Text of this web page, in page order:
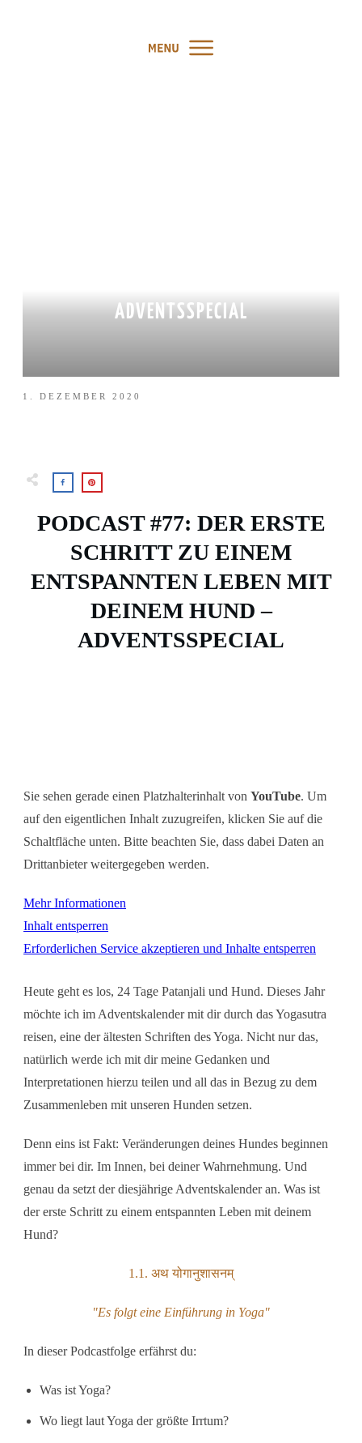
ADVENTSSPECIAL
1. DEZEMBER 2020
PODCAST #77: DER ERSTE
SCHRITT ZU EINEM
ENTSPANNTEN LEBEN MIT
DEINEM HUND –
ADVENTSSPECIAL
Sie sehen gerade einen Platzhalterinhalt von YouTube. Um
auf den eigentlichen Inhalt zuzugreifen, klicken Sie auf die
Schaltfläche unten. Bitte beachten Sie, dass dabei Daten an
Drittanbieter weitergegeben werden.
Mehr Informationen
Inhalt entsperren
Erforderlichen Service akzeptieren und Inhalte entsperren
Heute geht es los, 24 Tage Patanjali und Hund. Dieses Jahr
möchte ich im Adventskalender mit dir durch das Yogasutra
reisen, eine der ältesten Schriften des Yoga. Nicht nur das,
natürlich werde ich mit dir meine Gedanken und
Interpretationen hierzu teilen und all das in Bezug zu dem
Zusammenleben mit unseren Hunden setzen.
Denn eins ist Fakt: Veränderungen deines Hundes beginnen
immer bei dir. Im Innen, bei deiner Wahrnehmung. Und
genau da setzt der diesjährige Adventskalender an. Was ist
der erste Schritt zu einem entspannten Leben mit deinem
Hund?
1.1. अथ योगानुशासनम्
"Es folgt eine Einführung in Yoga"
In dieser Podcastfolge erfährst du:
Was ist Yoga?
Wo liegt laut Yoga der größte Irrtum?